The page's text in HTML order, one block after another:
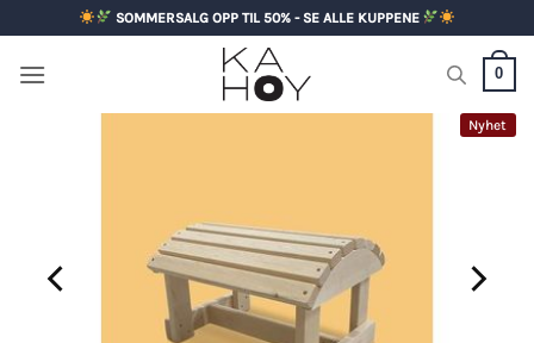
to
content
SOMMERSALG OPP TIL 50% - SE ALLE KUPPENE
0
Nyhet